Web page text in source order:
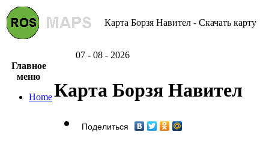
Карта Борзя Навител - Скачать карту
07 - 08 - 2026
Главное
меню
HomeКарта Борзя Навител
Поделиться